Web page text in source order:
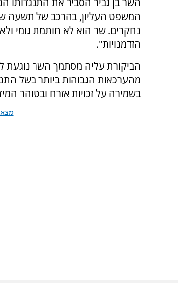
השר בן גביר הסביר את התנגדותו
המשפט העליון, בהרכב של תשעה
נחקרים. שר הוא לא חותמת גומי
הזדמנויות".
הביקורת עליה מסתמך השר נוגעת
מהערכאות הגבוהות ביותר בשל
בשמירה על זכויות אזרח ובטוהר